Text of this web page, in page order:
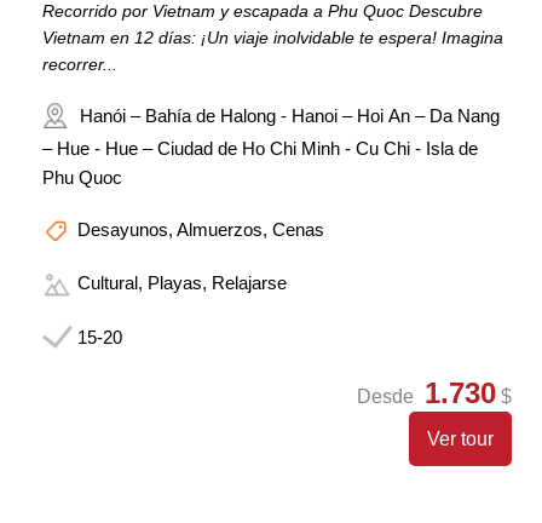
Recorrido por Vietnam y escapada a Phu Quoc Descubre
Vietnam en 12 días: ¡Un viaje inolvidable te espera! Imagina
recorrer...
Hanói – Bahía de Halong - Hanoi – Hoi An – Da Nang
– Hue - Hue – Ciudad de Ho Chi Minh - Cu Chi - Isla de
Phu Quoc
Desayunos, Almuerzos, Cenas
Cultural, Playas, Relajarse
15-20
Desde 1.730 $
Ver tour